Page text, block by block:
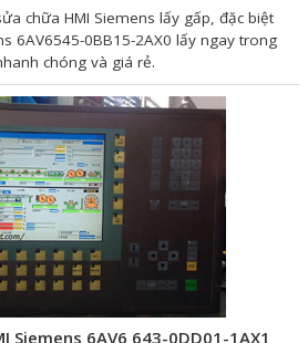
chữa HMI Siemens lấy gấp, đặc biệt
6AV6545-0BB15-2AX0 lấy ngay trong
chóng và giá rẻ.
Siemens 6AV6 643-0DD01-1AX1